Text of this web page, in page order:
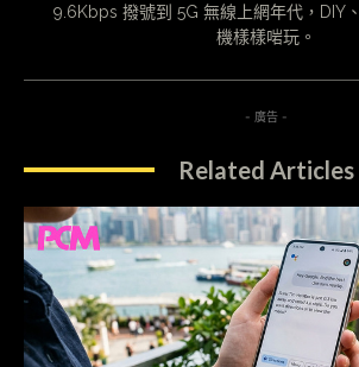
9.6Kbps 撥號到 5G 無線上網年代，DIY
機樣樣啱玩。
- 廣告 -
Related Articles